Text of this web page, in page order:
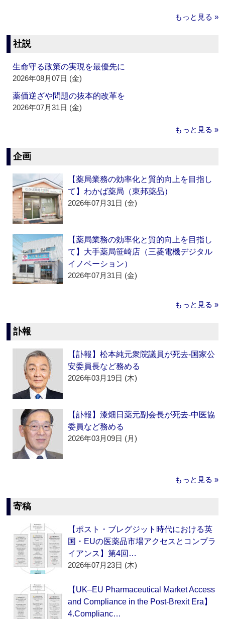
もっと見る »
社説
生命守る政策の実現を最優先に
2026年08月07日 (金)
薬価逆ざや問題の抜本的改革を
2026年07月31日 (金)
もっと見る »
企画
【薬局業務の効率化と質的向上を目指し
て】わかば薬局（東邦薬品）
2026年07月31日 (金)
【薬局業務の効率化と質的向上を目指し
て】大手薬局笹崎店（三菱電機デジタル
イノベーション）
2026年07月31日 (金)
もっと見る »
訃報
【訃報】松本純元衆院議員が死去‐国家公
安委員長など務める
2026年03月19日 (木)
【訃報】漆畑日薬元副会長が死去‐中医協
委員など務める
2026年03月09日 (月)
もっと見る »
寄稿
【ポスト・ブレグジット時代における英
国・EUの医薬品市場アクセスとコンプラ
イアンス】第4回…
2026年07月23日 (木)
【UK–EU Pharmaceutical Market Access
and Compliance in the Post-Brexit Era】
4.Complianc…